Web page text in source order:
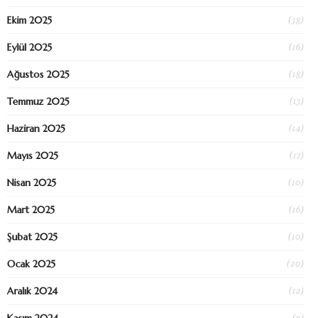
Ekim 2025 (38)
Eylül 2025 (16)
Ağustos 2025 (18)
Temmuz 2025 (13)
Haziran 2025 (14)
Mayıs 2025 (17)
Nisan 2025 (10)
Mart 2025 (16)
Şubat 2025 (10)
Ocak 2025 (20)
Aralık 2024 (12)